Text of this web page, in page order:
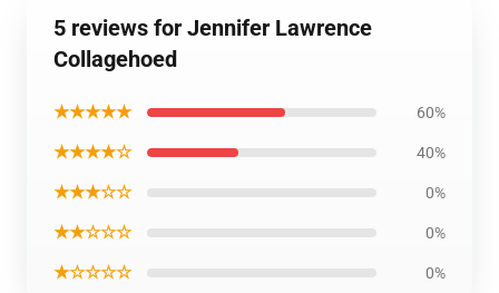
5 reviews for Jennifer Lawrence
Collagehoed
★★★★★ 60%
★★★★☆ 40%
★★★☆☆ 0%
★★☆☆☆ 0%
★☆☆☆☆ 0%